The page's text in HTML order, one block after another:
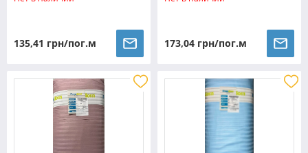
135,41 грн/пог.м 173,04 грн/пог.м